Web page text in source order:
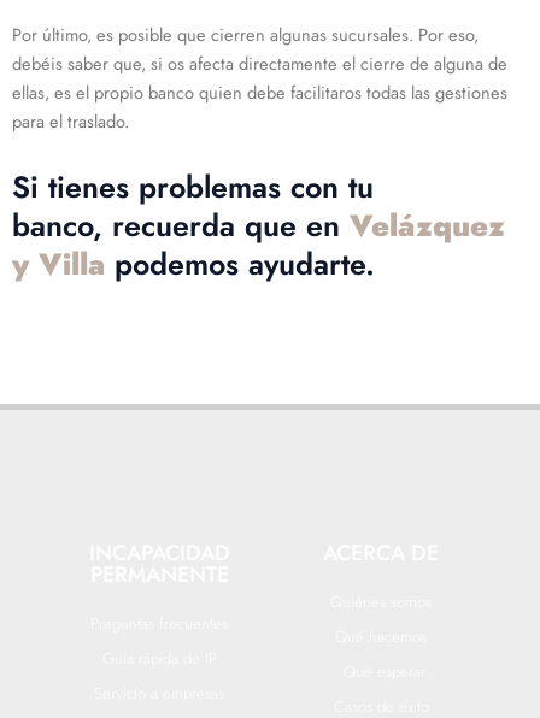
Por último, es posible que cierren algunas sucursales. Por eso,
debéis saber que, si os afecta directamente el cierre de alguna de
ellas, es el propio banco quien debe facilitaros todas las gestiones
para el traslado.
Si tienes problemas con tu
banco, recuerda que en Velázquez
y Villa podemos ayudarte.